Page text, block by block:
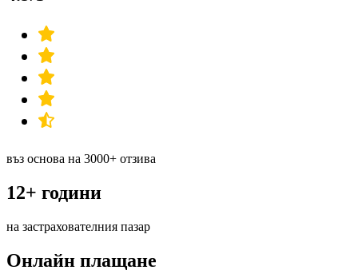
въз основа на 3000+ отзива
12+ години
на застрахователния пазар
Онлайн плащане